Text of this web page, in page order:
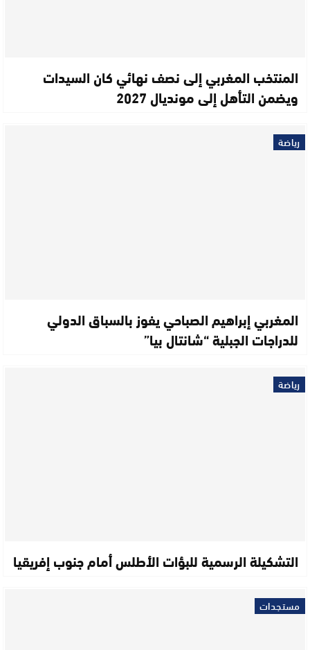
المنتخب المغربي إلى نصف نهائي كان السيدات
ويضمن التأهل إلى مونديال 2027
رياضة
المغربي إبراهيم الصباحي يفوز بالسباق الدولي
للدراجات الجبلية “شانتال بيا”
رياضة
التشكيلة الرسمية للبؤات الأطلس أمام جنوب إفريقيا
مستجدات